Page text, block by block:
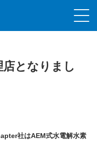
となりまし
社はAEM式水電解水素